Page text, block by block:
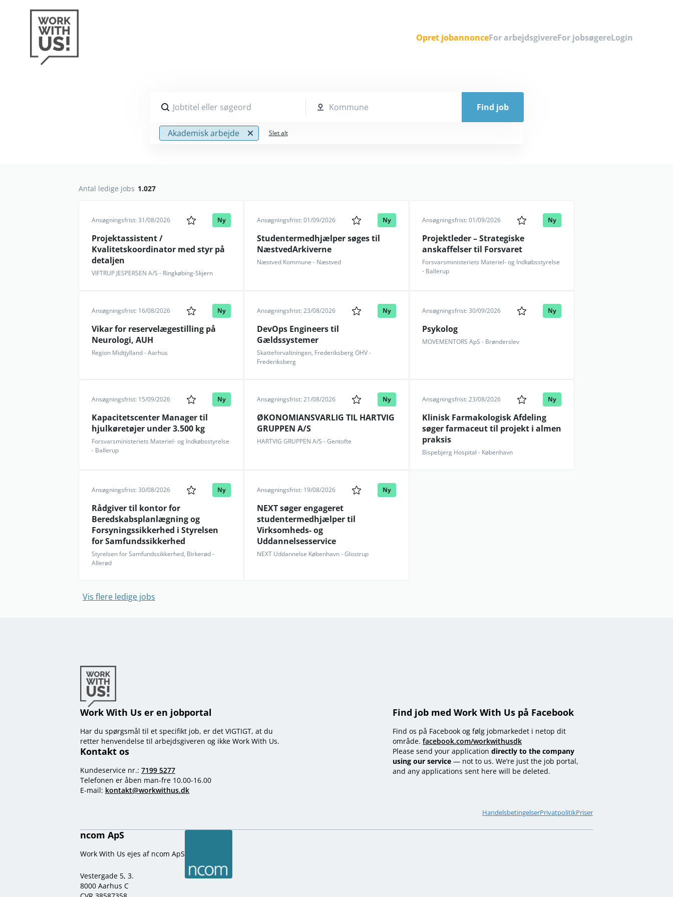
Opret jobannonceFor arbejdsgivereFor jobsøgereLogin
Jobtitel eller søgeord Kommune
Akademisk arbejde Slet alt
Antal ledige jobs 1.027
Ansøgningsfrist: 31/08/2026 Ny
Projektassistent /
Kvalitetskoordinator med styr på
detaljen
VIFTRUP JESPERSEN A/S - Ringkøbing-Skjern
Ansøgningsfrist: 01/09/2026 Ny
Studentermedhjælper søges til
NæstvedArkiverne
Næstved Kommune - Næstved
Ansøgningsfrist: 01/09/2026 Ny
Projektleder – Strategiske
anskaffelser til Forsvaret
Forsvarsministeriets Materiel- og Indkøbsstyrelse
- Ballerup
Ansøgningsfrist: 16/08/2026 Ny
Vikar for reservelægestilling på
Neurologi, AUH
Region Midtjylland - Aarhus
Ansøgningsfrist: 23/08/2026 Ny
DevOps Engineers til
Gældssystemer
Skatteforvaltningen, Frederiksberg OHV -
Frederiksberg
Ansøgningsfrist: 30/09/2026 Ny
Psykolog
MOVEMENTORS ApS - Brønderslev
Ansøgningsfrist: 15/09/2026 Ny
Kapacitetscenter Manager til
hjulkøretøjer under 3.500 kg
Forsvarsministeriets Materiel- og Indkøbsstyrelse
- Ballerup
Ansøgningsfrist: 21/08/2026 Ny
ØKONOMIANSVARLIG TIL HARTVIG
GRUPPEN A/S
HARTVIG GRUPPEN A/S - Gentofte
Ansøgningsfrist: 23/08/2026 Ny
Klinisk Farmakologisk Afdeling
søger farmaceut til projekt i almen
praksis
Bispebjerg Hospital - København
Ansøgningsfrist: 30/08/2026 Ny
Rådgiver til kontor for
Beredskabsplanlægning og
Forsyningssikkerhed i Styrelsen
for Samfundssikkerhed
Styrelsen for Samfundssikkerhed, Birkerød -
Allerød
Ansøgningsfrist: 19/08/2026 Ny
NEXT søger engageret
studentermedhjælper til
Virksomheds- og
Uddannelsesservice
NEXT Uddannelse København - Glostrup
Vis flere ledige jobs
Work With Us er en jobportal
Har du spørgsmål til et specifikt job, er det VIGTIGT, at du
retter henvendelse til arbejdsgiveren og ikke Work With Us.
Find job med Work With Us på Facebook
Find os på Facebook og følg jobmarkedet i netop dit
område. facebook.com/workwithusdk
Kontakt os
Kundeservice nr.: 7199 5277
Telefonen er åben man-fre 10.00-16.00
E-mail: kontakt@workwithus.dk
Please send your application directly to the company
using our service — not to us. We’re just the job portal,
and any applications sent here will be deleted.
HandelsbetingelserPrivatpolitikPriser
ncom ApS
Work With Us ejes af ncom ApS
Vestergade 5, 3.
8000 Aarhus C